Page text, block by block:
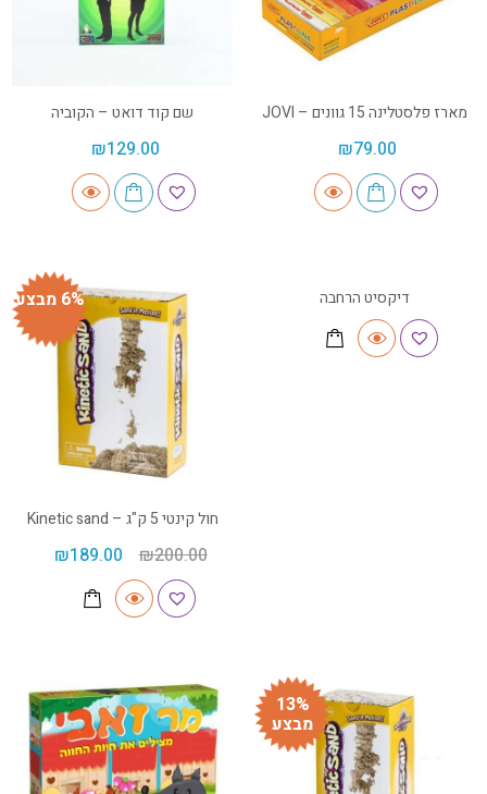
מארז פלסטלינה 15 גוונים – JOVI
₪79.00
שם קוד דואט – הקוביה
₪129.00
דיקסיט הרחבה 6% מבצע
חול קינטי 5 ק"ג – Kinetic sand
₪200.00
₪189.00
13%
מבצע